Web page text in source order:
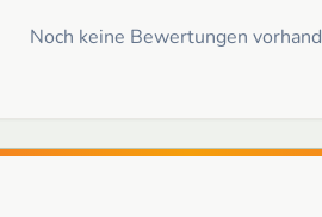
Noch keine Bewertungen